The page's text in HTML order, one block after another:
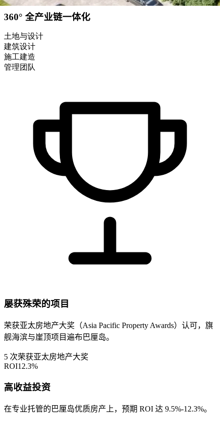
360° 全产业链一体化
土地与设计
建筑设计
施工建造
管理团队
屡获殊荣的项目
荣获亚太房地产大奖（Asia Pacific Property Awards）认可，旗
舰海滨与崖顶项目遍布巴厘岛。
5 次荣获亚太房地产大奖
ROI12.3%
高收益投资
在专业托管的巴厘岛优质房产上，预期 ROI 达 9.5%-12.3%。